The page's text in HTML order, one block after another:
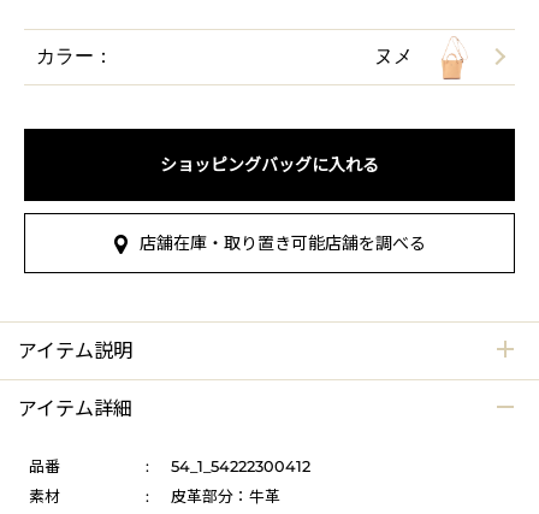
カラー： ヌメ
ショッピングバッグに入れる
店舗在庫・取り置き可能店舗を調べる
アイテム説明
アイテム詳細
品番 :
54_1_54222300412
素材
:
皮革部分：牛革